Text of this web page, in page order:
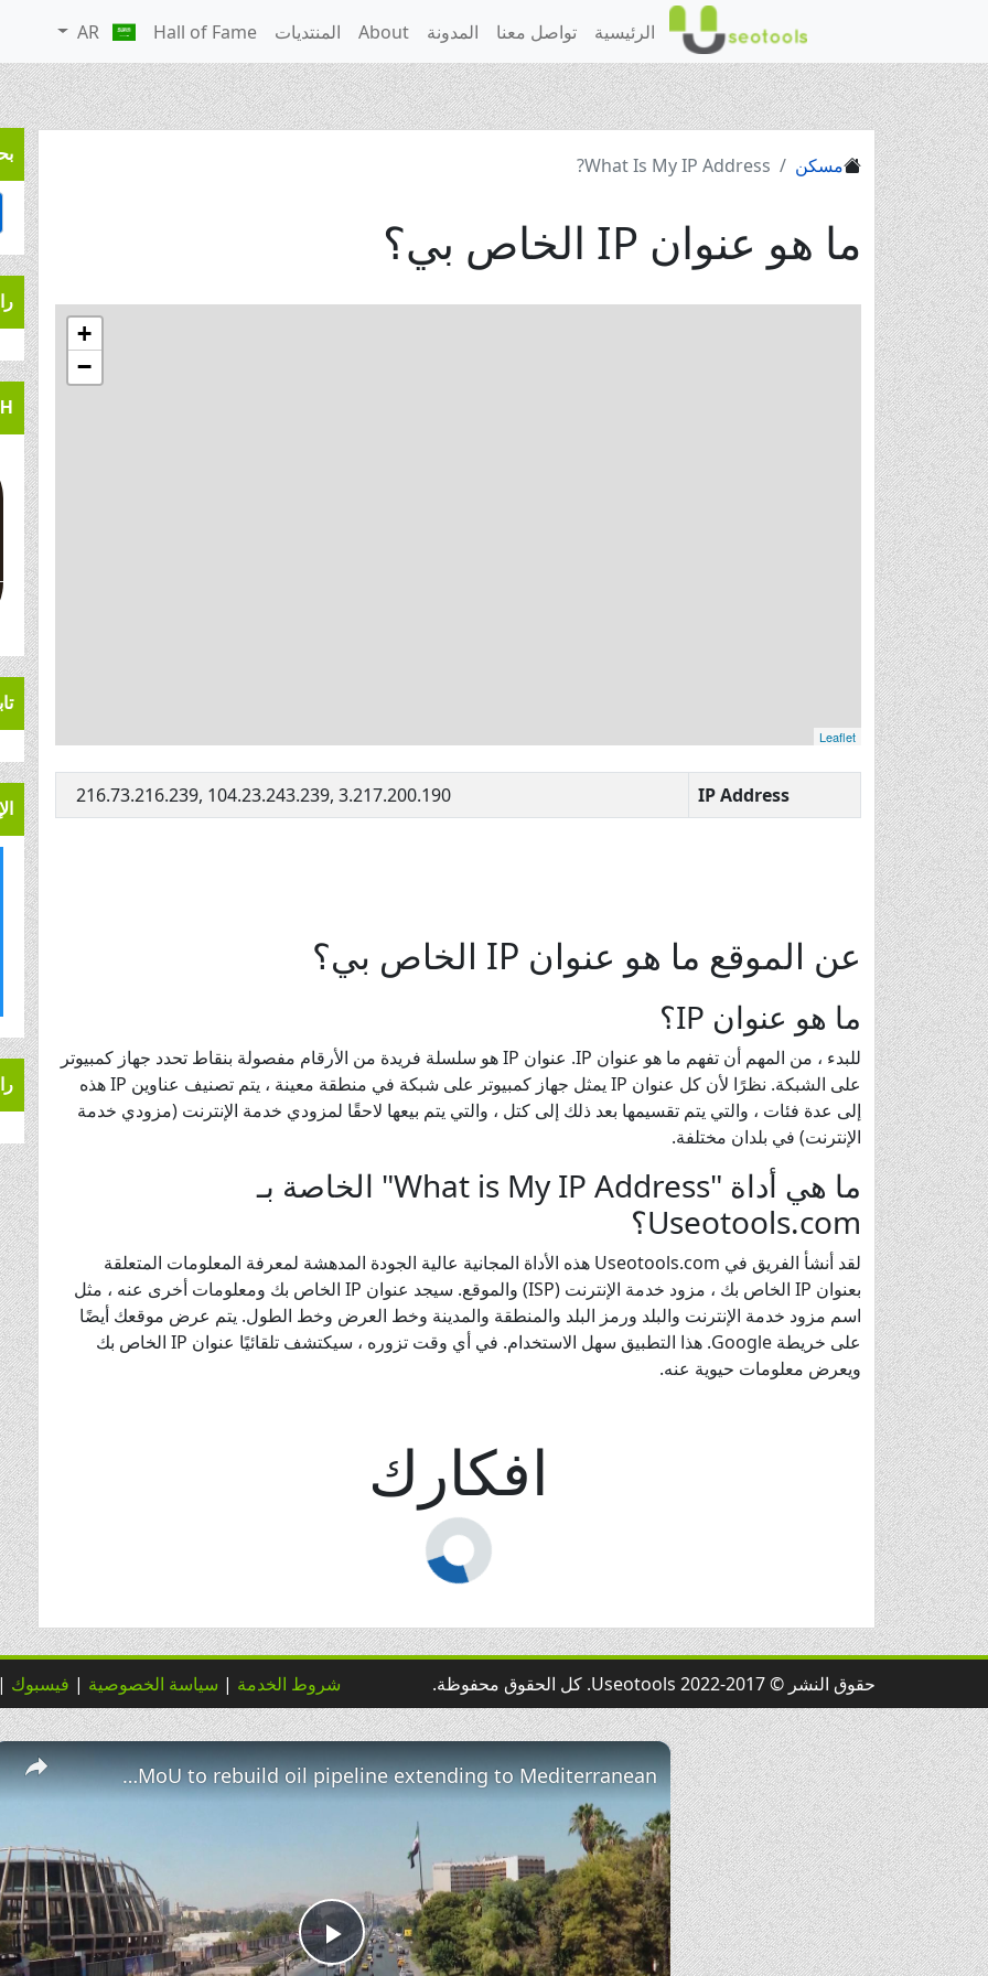
الرئيسية تواصل معنا المدونة About المنتديات Hall of Fame
AR
مسكن What Is My IP Address?
ما هو عنوان IP الخاص بي؟
+
−
Leaflet
IP Address
216.73.216.239, 104.23.243.239, 3.217.200.190
عن الموقع ما هو عنوان IP الخاص بي؟
ما هو عنوان IP؟
للبدء ، من المهم أن تفهم ما هو عنوان IP. عنوان IP هو سلسلة فريدة من الأرقام مفصولة بنقاط تحدد جهاز كمبيوتر
على الشبكة. نظرًا لأن كل عنوان IP يمثل جهاز كمبيوتر على شبكة في منطقة معينة ، يتم تصنيف عناوين IP هذه
إلى عدة فئات ، والتي يتم تقسيمها بعد ذلك إلى كتل ، والتي يتم بيعها لاحقًا لمزودي خدمة الإنترنت (مزودي خدمة
الإنترنت) في بلدان مختلفة.
ما هي أداة "What is My IP Address" الخاصة بـ
Useotools.com؟
لقد أنشأ الفريق في Useotools.com هذه الأداة المجانية عالية الجودة المدهشة لمعرفة المعلومات المتعلقة
بعنوان IP الخاص بك ، مزود خدمة الإنترنت (ISP) والموقع. سيجد عنوان IP الخاص بك ومعلومات أخرى عنه ، مثل
اسم مزود خدمة الإنترنت والبلد ورمز البلد والمنطقة والمدينة وخط العرض وخط الطول. يتم عرض موقعك أيضًا
على خريطة Google. هذا التطبيق سهل الاستخدام. في أي وقت تزوره ، سيكتشف تلقائيًا عنوان IP الخاص بك
ويعرض معلومات حيوية عنه.
افكارك
حقوق النشر © 2017-2022 Useotools. كل الحقوق محفوظة. شروط الخدمة | سياسة الخصوصية | فيسبوك
×
Play
Iraq, Syria sign MoU to rebuild oil pipeline extending to Mediterranean.